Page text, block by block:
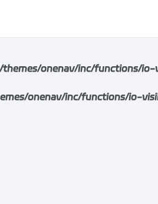
onenav/inc/functions/io-
onenav/inc/functions/io-